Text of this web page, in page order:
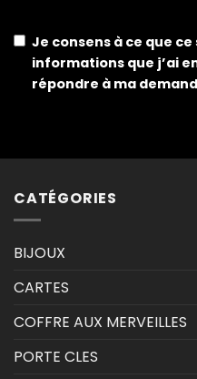
Je consens à ce que
informations que j’ai
répondre à ma
CATÉGORIES
BIJOUX
CARTES
COFFRE AUX MERVEILLES
PORTE CLES